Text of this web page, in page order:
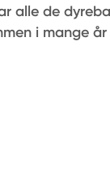
alle de
i mange år